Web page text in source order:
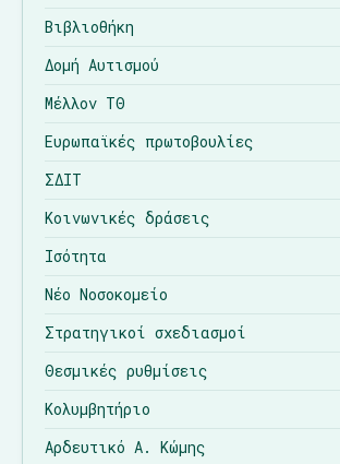
Βιβλιοθήκη
Δομή Αυτισμού
Μέλλον ΤΘ
Ευρωπαϊκές πρωτοβουλίες
ΣΔΙΤ
Κοινωνικές δράσεις
Ισότητα
Νέο Νοσοκομείο
Στρατηγικοί σχεδιασμοί
Θεσμικές ρυθμίσεις
Κολυμβητήριο
Αρδευτικό Α. Κώμης